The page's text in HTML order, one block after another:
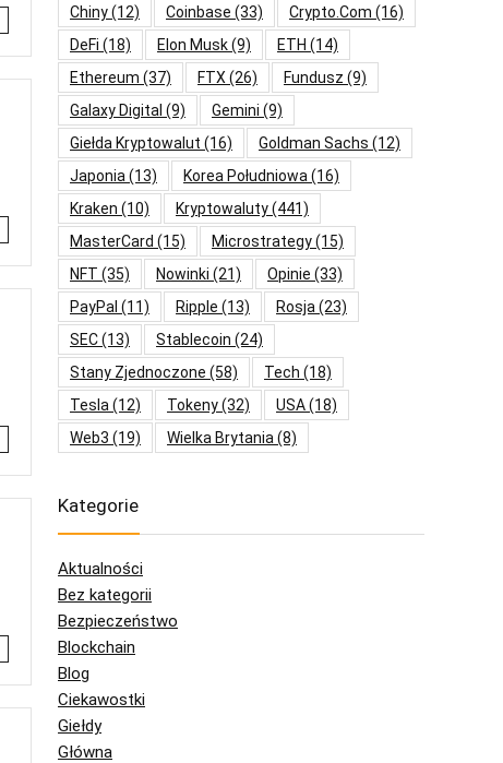
Chiny(12) Coinbase (33) Crypto.com (16)
DeFi (18) Elon Musk(9) ETH (14)
Ethereum (37) FTX (26) Fundusz (9)
Galaxy Digital (9) Gemini (9)
Giełda Kryptowalut (16) Goldman Sachs (12)
Japonia (13) Korea Południowa (16)
Kraken (10) Kryptowaluty(441)
MasterCard (15) Microstrategy(15)
NFT (35) Nowinki (21) Opinie (33)
PayPal (11) Ripple (13) Rosja (23)
SEC(13) Stablecoin (24)
Stany Zjednoczone (58) Tech (18)
Tesla (12) Tokeny(32) USA(18)
Web3 (19) Wielka Brytania (8)
Kategorie
Aktualności
Bez kategorii
Bezpieczeństwo
Blockchain
Blog
Ciekawostki
Giełdy
Główna